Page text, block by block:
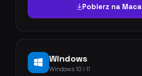
Pobierz na Maca
Windows
Windows 10 i 11